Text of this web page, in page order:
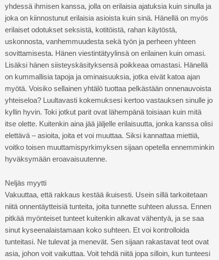
yhdessä ihmisen kanssa, jolla on erilaisia ajatuksia kuin sinulla ja
joka on kiinnostunut erilaisia asioista kuin sinä. Hänellä on myös
erilaiset odotukset seksistä, kotitöistä, rahan käytöstä,
uskonnosta, vanhemmuudesta sekä työn ja perheen yhteen
sovittamisesta. Hänen viestintätyylinsä on erilainen kuin omasi.
Lisäksi hänen siisteyskäsityksensä poikkeaa omastasi. Hänellä
on kummallisia tapoja ja ominaisuuksia, jotka eivät katoa ajan
myötä. Voisiko sellainen yhtälö tuottaa pelkästään onnenauvoista
yhteiseloa? Luultavasti kokemuksesi kertoo vastauksen sinulle jo
kyllin hyvin. Toki jotkut parit ovat lähempänä toisiaan kuin mitä
itse olette. Kuitenkin aina jää jäljelle erilaisuutta, jonka kanssa olisi
elettävä – asioita, joita et voi muuttaa. Siksi kannattaa miettiä,
voitko toisen muuttamispyrkimyksen sijaan opetella ennemminkin
hyväksymään eroavaisuutenne.
Neljäs myytti
Vakuuttaa, että rakkaus kestää ikuisesti. Usein sillä tarkoitetaan
niitä onnentäytteisiä tunteita, joita tunnette suhteen alussa. Ennen
pitkää myönteiset tunteet kuitenkin alkavat vähentyä, ja se saa
sinut kyseenalaistamaan koko suhteen. Et voi kontrolloida
tunteitasi. Ne tulevat ja menevät. Sen sijaan rakastavat teot ovat
asia, johon voit vaikuttaa. Voit tehdä niitä jopa silloin, kun tunteesi